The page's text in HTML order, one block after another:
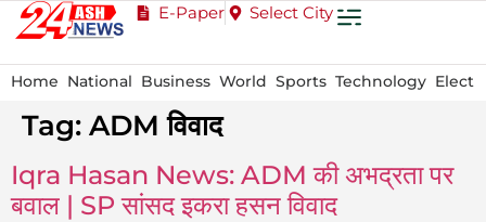
E-Paper Select City
Home National Business World Sports Technology
Tag: ADM विवाद
Iqra Hasan News: ADM की अभद्रता पर
बवाल | SP सांसद इकरा हसन विवाद